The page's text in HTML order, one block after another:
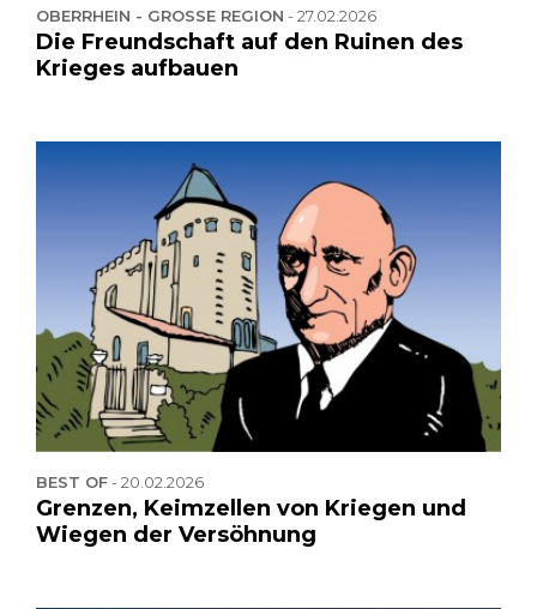
OBERRHEIN - GROSSE REGION -27.02.2026
Die Freundschaft auf den Ruinen des
Krieges aufbauen
BEST OF-20.02.2026
Grenzen, Keimzellen von Kriegen und
Wiegen der Versöhnung